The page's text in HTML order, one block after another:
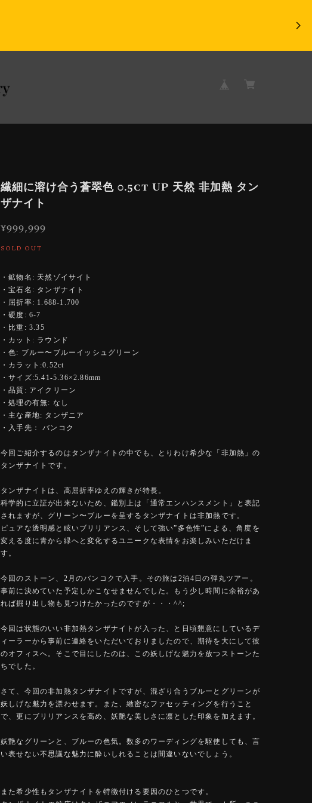
繊細に溶け合う蒼翠色 0.5ct UP 天然 非加熱 タン
ザナイト
¥999,999
SOLD OUT
・鉱物名: 天然ゾイサイト
・宝石名: タンザナイト
・屈折率: 1.688-1.700
・硬度: 6-7
・比重: 3.35
・カット: ラウンド
・色: ブルー〜ブルーイッシュグリーン
・カラット:0.52ct
・サイズ:5.41-5.36×2.86mm
・品質: アイクリーン
・処理の有無: なし
・主な産地: タンザニア
・入手先： バンコク
今回ご紹介するのはタンザナイトの中でも、とりわけ希少な「非加熱」の
タンザナイトです。
タンザナイトは、高屈折率ゆえの輝きが特長。
科学的に立証が出来ないため、鑑別上は「通常エンハンスメント」と表記
されますが、グリーン〜ブルーを呈するタンザナイトは非加熱です。
ピュアな透明感と眩いブリリアンス、そして強い”多色性”による、角度を
変える度に青から緑へと変化するユニークな表情をお楽しみいただけま
す。
今回のストーン、2月のバンコクで入手。その旅は2泊4日の弾丸ツアー。
事前に決めていた予定しかこなせませんでした。もう少し時間に余裕があ
れば掘り出し物も見つけたかったのですが・・・^^;
今回は状態のいい非加熱タンザナイトが入った、と日頃懇意にしているデ
ィーラーから事前に連絡をいただいておりましたので、期待を大にして彼
のオフィスへ。そこで目にしたのは、この妖しげな魅力を放つストーンた
ちでした。
さて、今回の非加熱タンザナイトですが、混ざり合うブルーとグリーンが
妖しげな魅力を漂わせます。また、緻密なファセッティングを行うこと
で、更にブリリアンスを高め、妖艶な美しさに凛とした印象を加えます。
妖艶なグリーンと、ブルーの色気。数多のワーディングを駆使しても、言
い表せない不思議な魅力に酔いしれることは間違いないでしょう。
また希少性もタンザナイトを特徴付ける要因のひとつです。